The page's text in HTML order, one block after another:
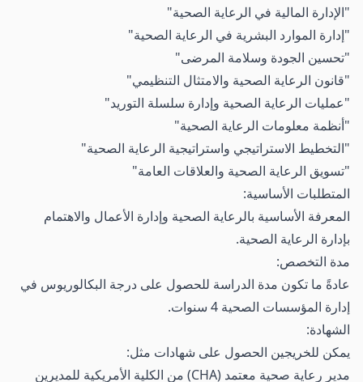
"الإدارة المالية في الرعاية الصحية"
"إدارة الموارد البشرية في الرعاية الصحية"
"تحسين الجودة وسلامة المرضى"
"قانون الرعاية الصحية والامتثال التنظيمي"
"عمليات الرعاية الصحية وإدارة سلسلة التوريد"
"أنظمة معلومات الرعاية الصحية"
"التخطيط الاستراتيجي واستراتيجية الرعاية الصحية"
"تسويق الرعاية الصحية والعلاقات العامة"
المتطلبات الأساسية:
المعرفة الأساسية بالرعاية الصحية وإدارة الأعمال والاهتمام
بإدارة الرعاية الصحية.
مدة التخصص:
عادةً ما تكون مدة الدراسة للحصول على درجة البكالوريوس في
إدارة المؤسسات الصحية 4 سنوات.
الشهادة:
يمكن للخريجين الحصول على شهادات مثل:
مدير رعاية صحية معتمد (CHA) من الكلية الأمريكية للمديرين